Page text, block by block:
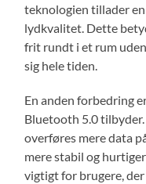
teknologien tillader
lydkvalitet. Dette
frit rundt i et rum
sig hele tiden.
En anden forbedring
Bluetooth 5.0
overføres mere data
mere stabil og
vigtigt for brugere,